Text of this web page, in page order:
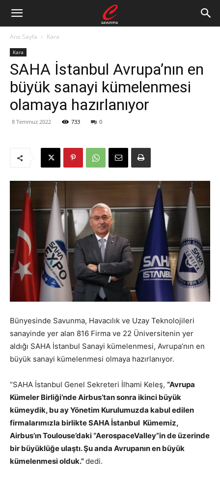
Ana Sayfa Kara
Kara
SAHA İstanbul Avrupa’nın en
büyük sanayi kümelenmesi
olamaya hazırlanıyor
8 Temmuz 2022 733 0
Bünyesinde Savunma, Havacılık ve Uzay Teknolojileri
sanayinde yer alan 816 Firma ve 22 Üniversitenin yer
aldığı SAHA İstanbul Sanayi kümelenmesi, Avrupa’nın en
büyük sanayi kümelenmesi olmaya hazırlanıyor.
“SAHA İstanbul Genel Sekreteri İlhami Keleş, “Avrupa
Kümeler Birliği’nde Airbus’tan sonra ikinci büyük
kümeydik, bu ay Yönetim Kurulumuzda kabul edilen
firmalarımızla birlikte SAHA İstanbul Kümemiz,
Airbus’ın Toulouse’daki “AerospaceValley”in de üzerinde
bir büyüklüğe ulaştı. Şu anda Avrupanın en büyük
kümelenmesi olduk.”dedi.